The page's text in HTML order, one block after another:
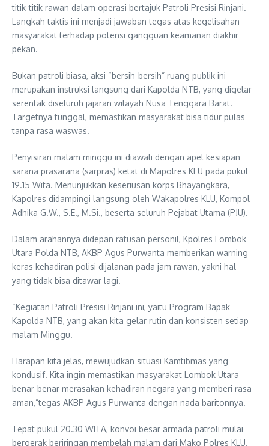
titik-titik rawan dalam operasi bertajuk Patroli Presisi Rinjani.
Langkah taktis ini menjadi jawaban tegas atas kegelisahan
masyarakat terhadap potensi gangguan keamanan diakhir
pekan.
Bukan patroli biasa, aksi “bersih-bersih” ruang publik ini
merupakan instruksi langsung dari Kapolda NTB, yang digelar
serentak diseluruh jajaran wilayah Nusa Tenggara Barat.
Targetnya tunggal, memastikan masyarakat bisa tidur pulas
tanpa rasa waswas.
Penyisiran malam minggu ini diawali dengan apel kesiapan
sarana prasarana (sarpras) ketat di Mapolres KLU pada pukul
19.15 Wita. Menunjukkan keseriusan korps Bhayangkara,
Kapolres didampingi langsung oleh Wakapolres KLU, Kompol
Adhika G.W., S.E., M.Si., beserta seluruh Pejabat Utama (PJU).
Dalam arahannya didepan ratusan personil, Kpolres Lombok
Utara Polda NTB, AKBP Agus Purwanta memberikan warning
keras kehadiran polisi dijalanan pada jam rawan, yakni hal
yang tidak bisa ditawar lagi.
“Kegiatan Patroli Presisi Rinjani ini, yaitu Program Bapak
Kapolda NTB, yang akan kita gelar rutin dan konsisten setiap
malam Minggu.
Harapan kita jelas, mewujudkan situasi Kamtibmas yang
kondusif. Kita ingin memastikan masyarakat Lombok Utara
benar-benar merasakan kehadiran negara yang memberi rasa
aman,”tegas AKBP Agus Purwanta dengan nada baritonnya.
Tepat pukul 20.30 WITA, konvoi besar armada patroli mulai
bergerak beriringan membelah malam dari Mako Polres KLU.